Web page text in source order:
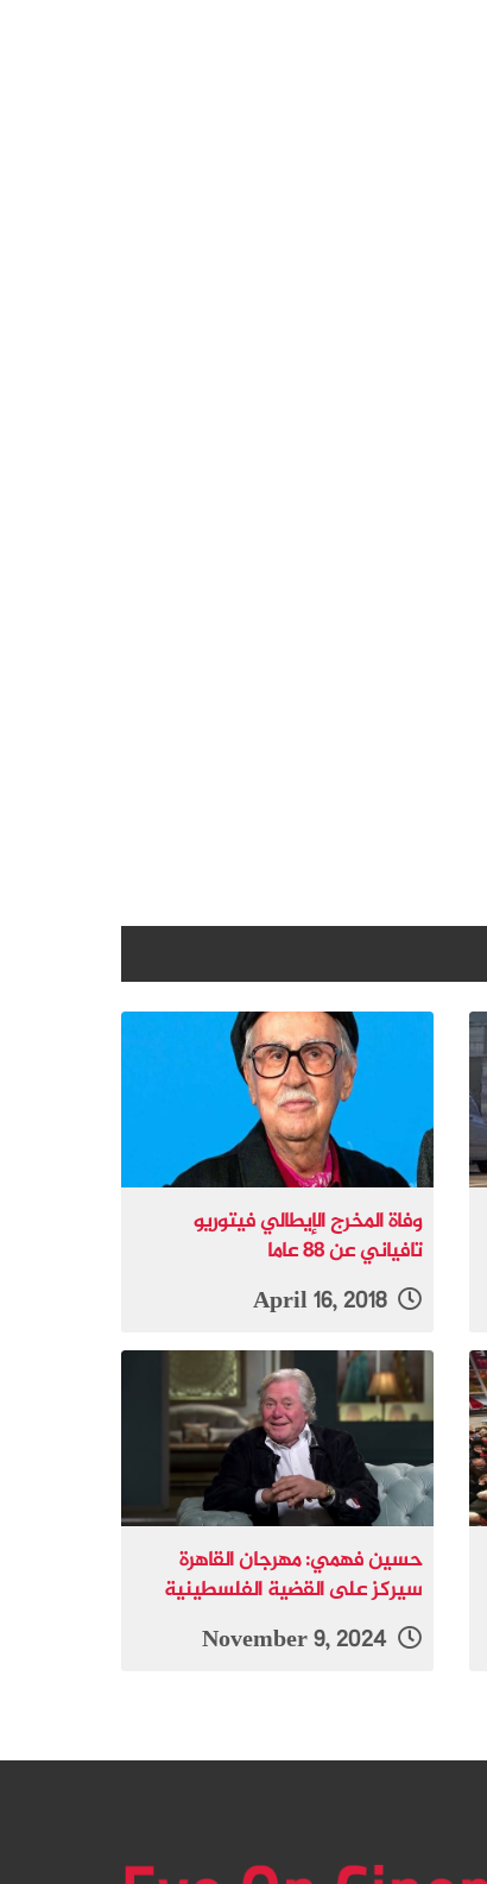
وفاة المخرج الإيطالي فيتوريو
تافياني عن 88 عاما
April 16, 2018
حسين فهمي: مهرجان القاهرة
سيركز على القضية الفلسطينية
November 9, 2024